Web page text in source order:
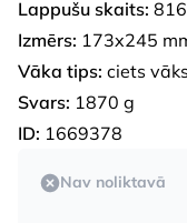
Lappušu skaits: 816
Izmērs: 173x245
Vāka tips: ciets vāks
Svars: 1870 g
ID: 1669378
Nav noliktavā